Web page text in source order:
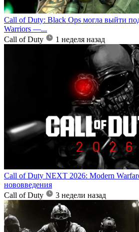
Call of Duty: Black Ops могла выйти
Warriors —...
Call of Duty
1 неделя назад
Call of Duty NEXT 2026: Modern
нововведения
Call of Duty
3 недели назад